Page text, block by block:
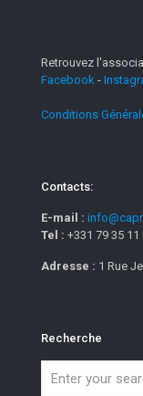
Retrouvez
Facebook -
Conditions
Contacts:
E-mail :
Tel : +331 79 35 11
Adresse : 1 Rue
Recherche